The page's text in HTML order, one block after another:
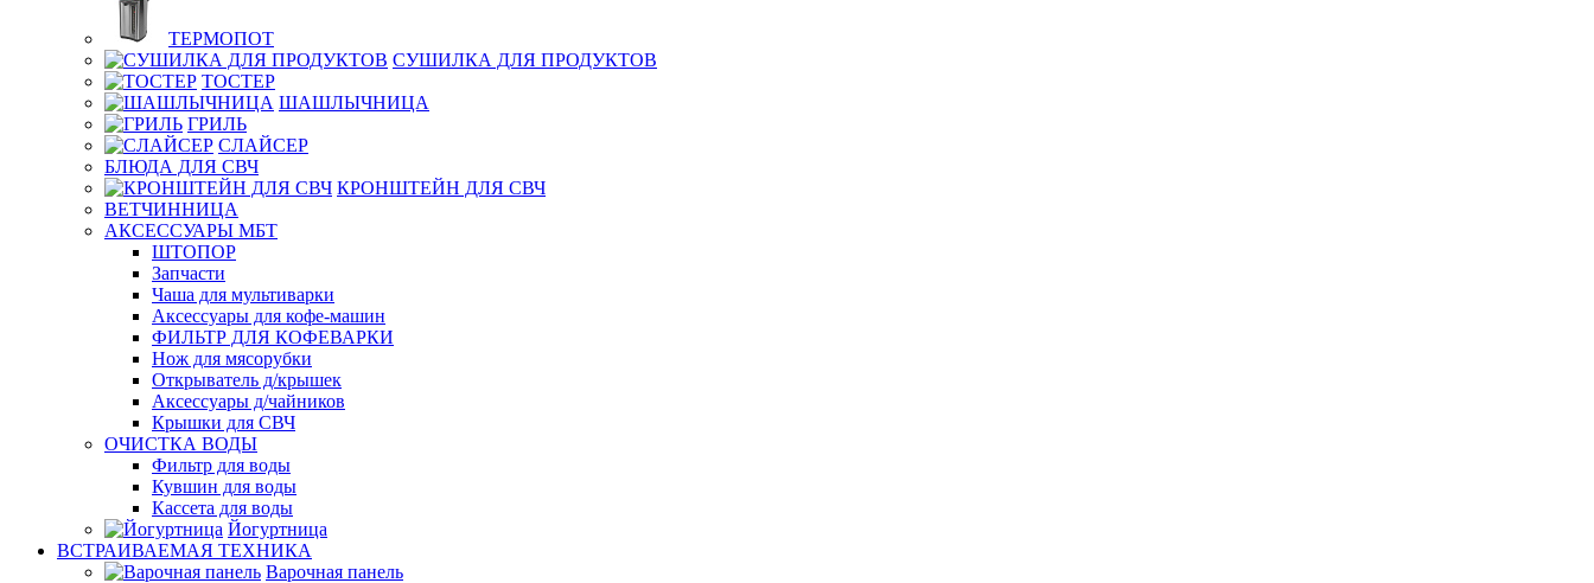
ТЕРМОПОТ
СУШИЛКА ДЛЯ ПРОДУКТОВ
ТОСТЕР
ШАШЛЫЧНИЦА
ГРИЛЬ
СЛАЙСЕР
БЛЮДА ДЛЯ СВЧ
КРОНШТЕЙН ДЛЯ СВЧ
ВЕТЧИННИЦА
АКСЕССУАРЫ МБТ
ШТОПОР
Запчасти
Чаша для мультиварки
Аксессуары для кофе-машин
ФИЛЬТР ДЛЯ КОФЕВАРКИ
Нож для мясорубки
Открыватель д/крышек
Аксессуары д/чайников
Крышки для СВЧ
ОЧИСТКА ВОДЫ
Фильтр для воды
Кувшин для воды
Кассета для воды
Йогуртница
ВСТРАИВАЕМАЯ ТЕХНИКА
Варочная панель